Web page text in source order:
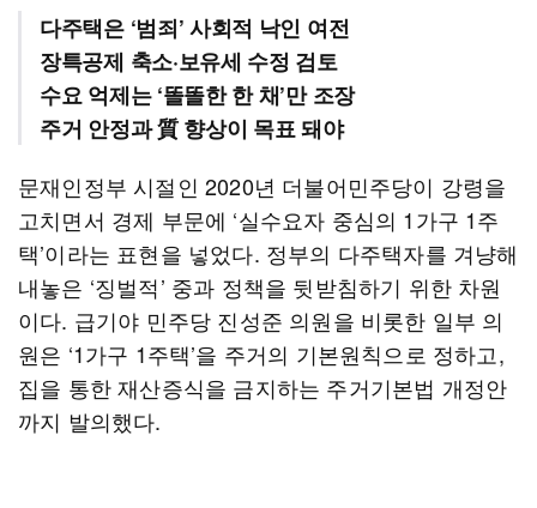
다주택은 ‘범죄’ 사회적 낙인 여전
장특공제 축소·보유세 수정 검토
수요 억제는 ‘똘똘한 한 채’만 조장
주거 안정과 質 향상이 목표 돼야
문재인정부 시절인 2020년 더불어민주당이 강령을
고치면서 경제 부문에 ‘실수요자 중심의 1가구 1주
택’이라는 표현을 넣었다. 정부의 다주택자를 겨냥해
내놓은 ‘징벌적’ 중과 정책을 뒷받침하기 위한 차원
이다. 급기야 민주당 진성준 의원을 비롯한 일부 의
원은 ‘1가구 1주택’을 주거의 기본원칙으로 정하고,
집을 통한 재산증식을 금지하는 주거기본법 개정안
까지 발의했다.